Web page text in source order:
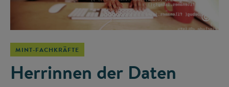
©
MINT-FACHKRÄFTE
Herrinnen der Daten